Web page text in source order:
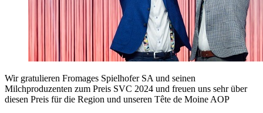
Wir gratulieren Fromages Spielhofer SA und seinen
Milchproduzenten zum Preis SVC 2024 und freuen uns sehr über
diesen Preis für die Region und unseren Tête de Moine AOP